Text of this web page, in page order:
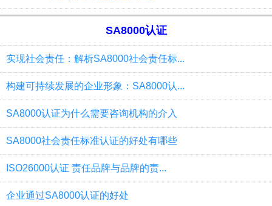
SA8000认证
实现社会责任：解析SA8000社会责任标...
构建可持续发展的企业形象：SA8000认...
SA8000认证为什么需要咨询机构的介入
SA8000社会责任标准认证的好处有哪些
ISO26000认证 责任品牌与品牌的责...
企业通过SA8000认证的好处